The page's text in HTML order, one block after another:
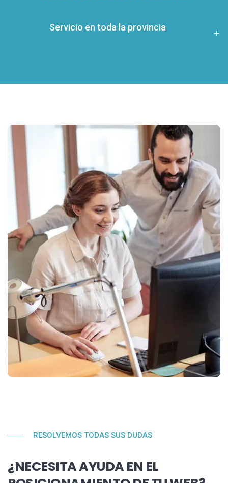
Servicio en toda la provincia
RESOLVEMOS TODAS SUS DUDAS
¿NECESITA AYUDA EN EL